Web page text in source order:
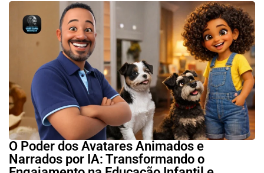
O Poder dos Avatares Animados e
Narrados por IA: Transformando o